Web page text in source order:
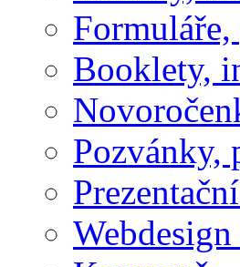
Booklety,
Pozvánky,